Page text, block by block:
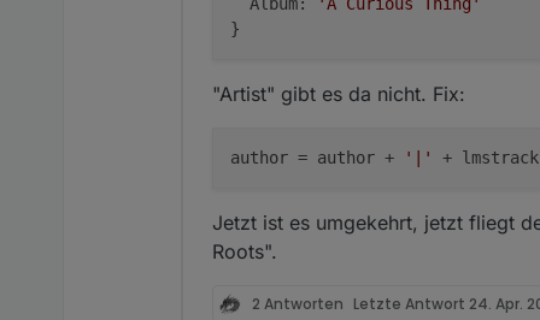
Album:
'A Curious Thing'
"Artist" gibt es da nicht. Fix:
author = author + '|' +
Jetzt ist es umgekehrt, jetzt fliegt
Roots".
2 Antworten Letzte Antwort 24. Apr.